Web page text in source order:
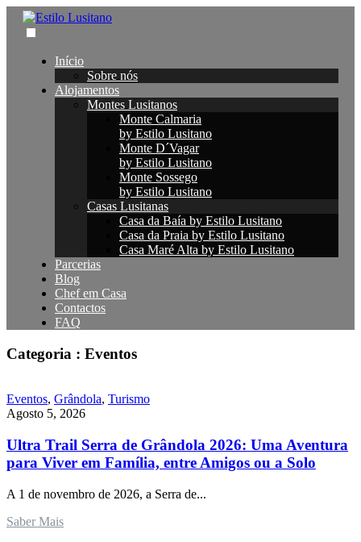
Início
Sobre nós
Alojamentos
Montes Lusitanos
Monte Calmaria
by Estilo Lusitano
Monte D´Vagar
by Estilo Lusitano
Monte Sossego
by Estilo Lusitano
Casas Lusitanas
Casa da Baía by Estilo Lusitano
Casa da Praia by Estilo Lusitano
Casa Maré Alta by Estilo Lusitano
Parcerias
Blog
Chef em Casa
Contactos
FAQ
Categoria : Eventos
Eventos, Grândola, Turismo
Agosto 5, 2026
Ultra Trail Serra de Grândola 2026: Uma Aventura
para Viver em Família, entre Amigos ou a Solo
A 1 de novembro de 2026, a Serra de...
Saber Mais